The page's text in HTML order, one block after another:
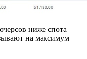
ниже спота
на максимум